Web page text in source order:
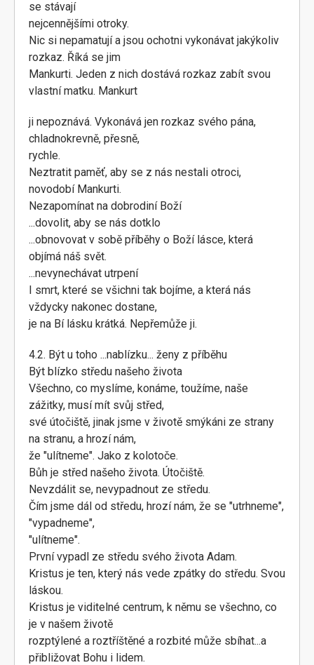
se stávají
nejcennějšími otroky.
Nic si nepamatují a jsou ochotni vykonávat jakýkoliv
rozkaz. Říká se jim
Mankurti. Jeden z nich dostává rozkaz zabít svou
vlastní matku. Mankurt
ji nepoznává. Vykonává jen rozkaz svého pána,
chladnokrevně, přesně,
rychle.
Neztratit paměť, aby se z nás nestali otroci,
novodobí Mankurti.
Nezapomínat na dobrodiní Boží
...dovolit, aby se nás dotklo
...obnovovat v sobě příběhy o Boží lásce, která
objímá náš svět.
...nevynechávat utrpení
I smrt, které se všichni tak bojíme, a která nás
vždycky nakonec dostane,
je na Bí lásku krátká. Nepřemůže ji.
4.2. Být u toho ...nablízku... ženy z příběhu
Být blízko středu našeho života
Všechno, co myslíme, konáme, toužíme, naše
zážitky, musí mít svůj střed,
své útočiště, jinak jsme v životě smýkáni ze strany
na stranu, a hrozí nám,
že "ulítneme". Jako z kolotoče.
Bůh je střed našeho života. Útočiště.
Nevzdálit se, nevypadnout ze středu.
Čím jsme dál od středu, hrozí nám, že se "utrhneme",
"vypadneme",
"ulítneme".
První vypadl ze středu svého života Adam.
Kristus je ten, který nás vede zpátky do středu. Svou
láskou.
Kristus je viditelné centrum, k němu se všechno, co
je v našem životě
rozptýlené a roztříštěné a rozbité může sbíhat...a
přibližovat Bohu i lidem.